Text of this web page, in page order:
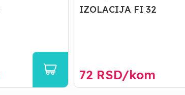
IZOLACIJA FI 32
72 RSD/kom